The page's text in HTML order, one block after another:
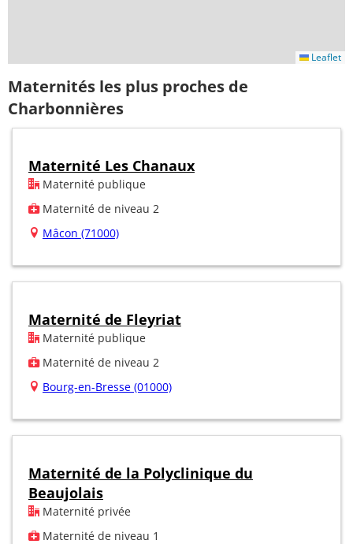
Leaflet
Maternités les plus proches de
Charbonnières
Maternité Les Chanaux
Maternité publique
Maternité de niveau 2
Mâcon (71000)
Maternité de Fleyriat
Maternité publique
Maternité de niveau 2
Bourg-en-Bresse (01000)
Maternité de la Polyclinique du
Beaujolais
Maternité privée
Maternité de niveau 1